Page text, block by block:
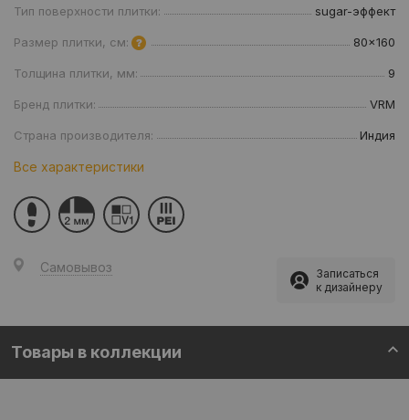
Тип поверхности плитки: sugar-эффект
Размер плитки, см: 80x160
Толщина плитки, мм: 9
Бренд плитки: VRM
Страна производителя: Индия
Все характеристики
Самовывоз
Записаться
к дизайнеру
Товары в коллекции